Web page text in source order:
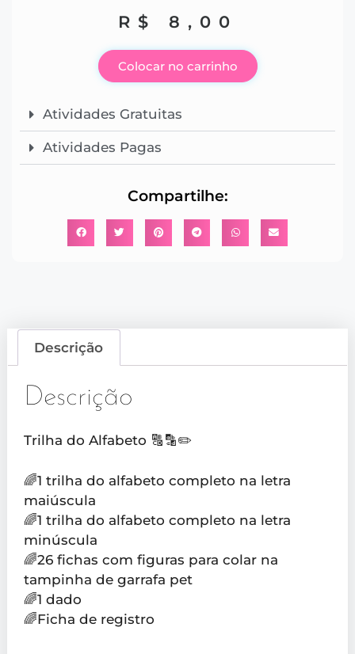
R$ 8,00
Colocar no carrinho
Atividades Gratuitas
Atividades Pagas
Compartilhe:
Descrição
Descrição
Trilha do Alfabeto 🔠🔡✏️
🌈1 trilha do alfabeto completo na letra
maiúscula
🌈1 trilha do alfabeto completo na letra
minúscula
🌈26 fichas com figuras para colar na
tampinha de garrafa pet
🌈1 dado
🌈Ficha de registro